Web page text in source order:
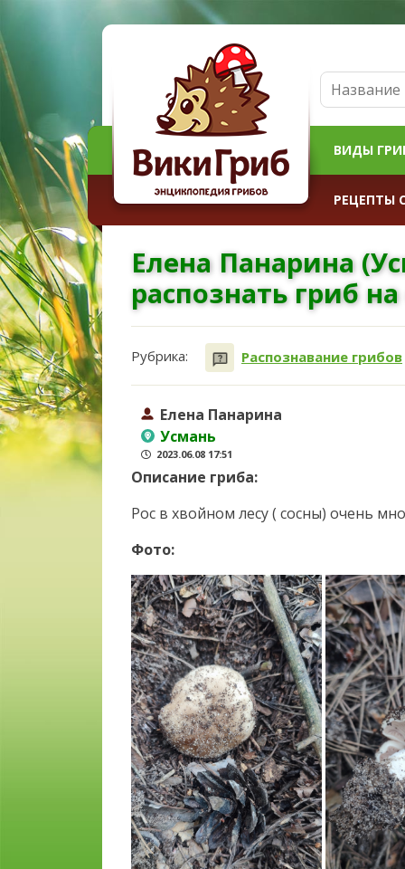
ВИДЫ
РЕЦЕПТЫ
Елена Панарина
распознать гриб
Рубрика: Распознавание грибов
Елена Панарина
Усмань
2023.06.08 17:51
Описание гриба:
Рос в хвойном лесу ( сосны) очень
Фото: